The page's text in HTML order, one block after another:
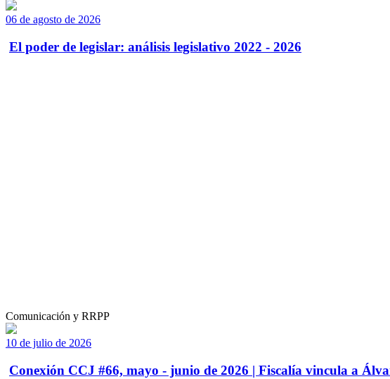
06 de agosto de 2026
El poder de legislar: análisis legislativo 2022 - 2026
Comunicación y RRPP
10 de julio de 2026
Conexión CCJ #66, mayo - junio de 2026 | Fiscalía vincula a